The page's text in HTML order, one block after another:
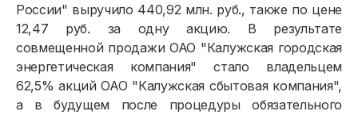
России" выручило 440,92 млн. руб., также по цене
12,47 руб. за одну акцию. В результате
совмещенной продажи ОАО "Калужская городская
энергетическая компания" стало владельцем
62,5% акций ОАО "Калужская сбытовая компания",
а в будущем после процедуры обязательного